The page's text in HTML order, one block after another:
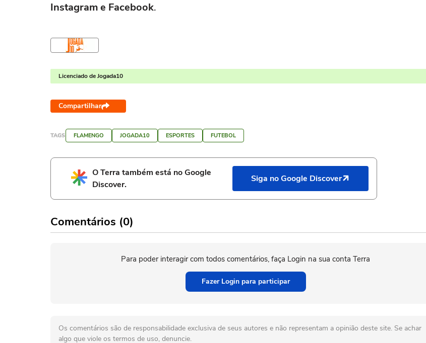
Instagram e Facebook.
Licenciado de Jogada10
Compartilhar
TAGS FLAMENGO JOGADA10 ESPORTES FUTEBOL
O Terra também está no Google
Discover.
Siga no Google Discover
Comentários (0)
Para poder interagir com todos comentários, faça Login na sua conta Terra
Fazer Login para participar
Os comentários são de responsabilidade exclusiva de seus autores e não representam a opinião deste site. Se achar
algo que viole os termos de uso, denuncie.